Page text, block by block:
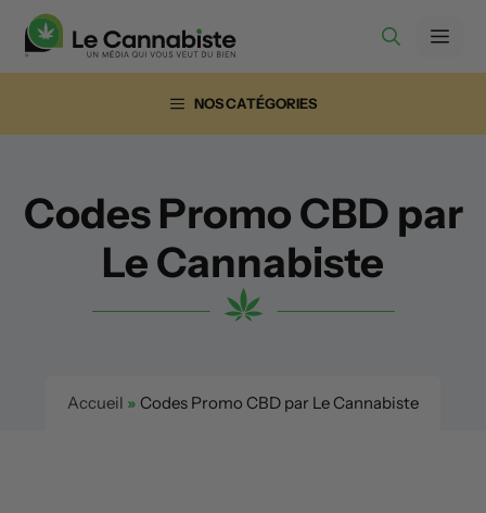
Aller
contenu
NOS CATÉGORIES
Codes Promo CBD par
Le Cannabiste
Accueil » Codes Promo CBD par Le Cannabiste